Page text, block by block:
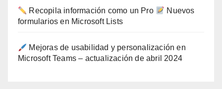
Recopila información como un Pro
Nuevos
formularios en Microsoft Lists
Mejoras de usabilidad y personalización en
Microsoft Teams – actualización de abril 2024